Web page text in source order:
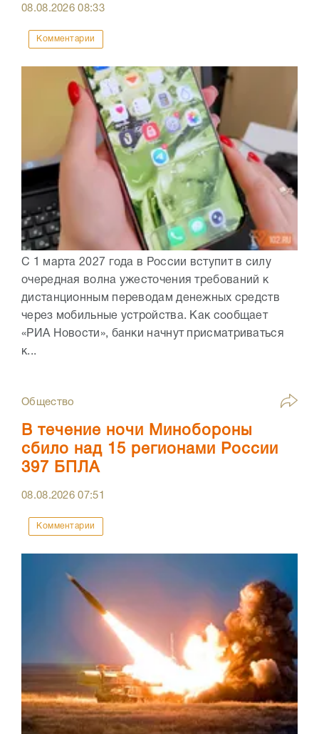
08.08.202608:33
Комментарии
С 1 марта 2027 года в России вступит в силу
очередная волна ужесточения требований к
дистанционным переводам денежных средств
через мобильные устройства. Как сообщает
«РИА Новости», банки начнут присматриваться
к...
Общество
В течение ночи Минобороны
сбило над 15 регионами России
397 БПЛА
08.08.202607:51
Комментарии